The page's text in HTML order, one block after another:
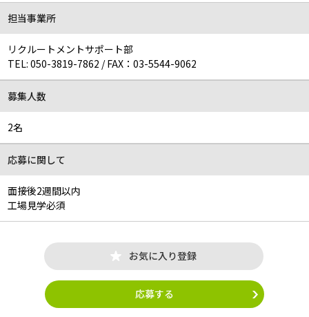
担当事業所
リクルートメントサポート部
TEL:050-3819-7862 /FAX：03-5544-9062
募集人数
2名
応募に関して
面接後2週間以内
工場見学必須
お気に入り登録
応募する